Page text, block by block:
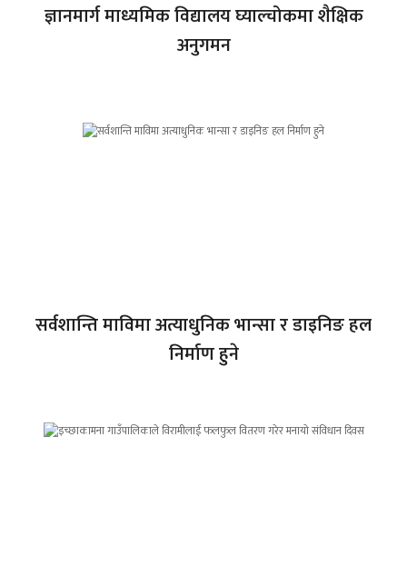
ज्ञानमार्ग माध्यमिक विद्यालय घ्याल्चोकमा शैक्षिक
अनुगमन
सर्वशान्ति माविमा अत्याधुनिक भान्सा र डाइनिङ हल
निर्माण हुने